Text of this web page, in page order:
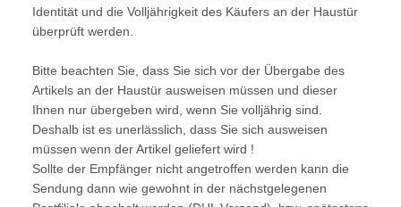
Identität und die Volljährigkeit des Käufers an der Haustür
überprüft werden.
Bitte beachten Sie, dass Sie sich vor der Übergabe des
Artikels an der Haustür ausweisen müssen und dieser
Ihnen nur übergeben wird, wenn Sie volljährig sind.
Deshalb ist es unerlässlich, dass Sie sich ausweisen
müssen wenn der Artikel geliefert wird !
Sollte der Empfänger nicht angetroffen werden kann die
Sendung dann wie gewohnt in der nächstgelegenen